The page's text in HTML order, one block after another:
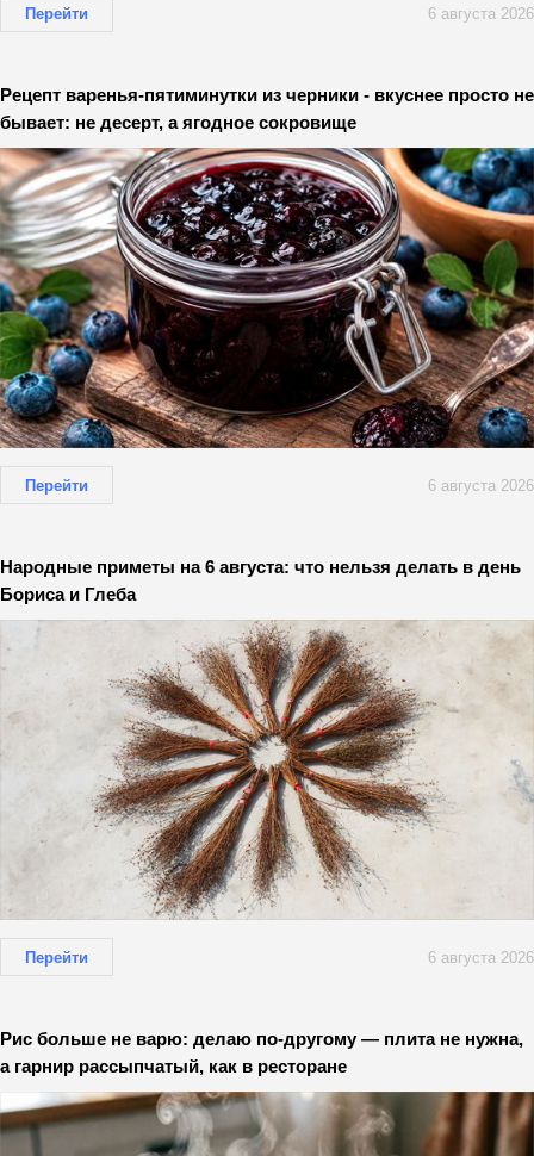
Перейти 6 августа 2026
Рецепт варенья-пятиминутки из черники - вкуснее просто не
бывает: не десерт, а ягодное сокровище
Перейти 6 августа 2026
Народные приметы на 6 августа: что нельзя делать в день
Бориса и Глеба
Перейти 6 августа 2026
Рис больше не варю: делаю по-другому — плита не нужна,
а гарнир рассыпчатый, как в ресторане